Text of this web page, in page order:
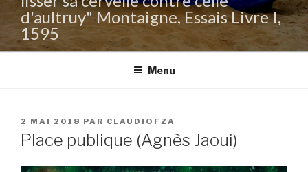
d'aultruy" Montaigne, Essais Livre I,
1595
Menu
PUBLIÉ
LE
2 MAI 2018 PAR CLAUDIOFZA
Place publique (Agnès Jaoui)